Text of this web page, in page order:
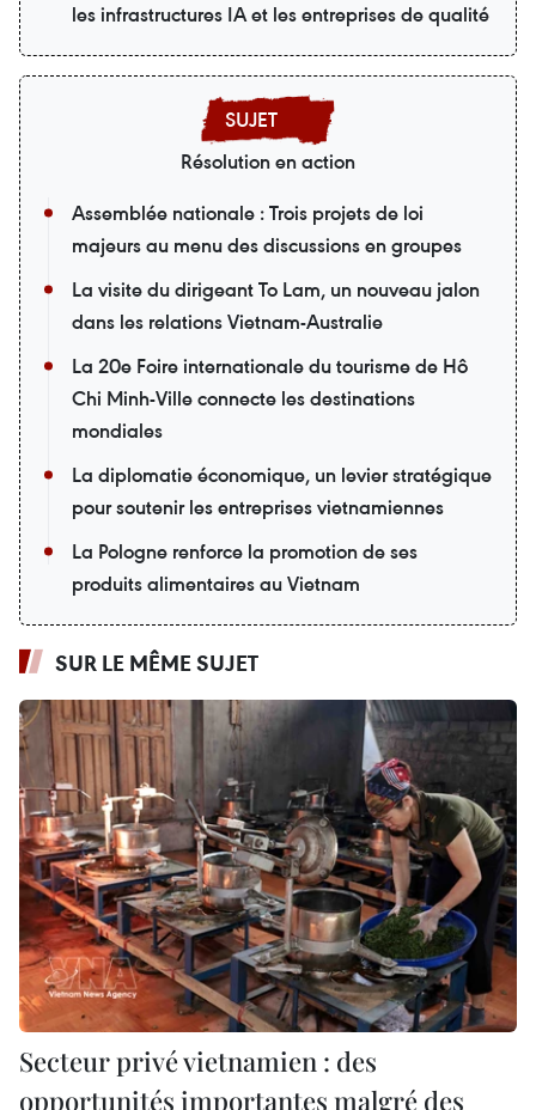
les infrastructures IA et les entreprises de qualité
Résolution en action
Assemblée nationale : Trois projets de loi
majeurs au menu des discussions en groupes
La visite du dirigeant To Lam, un nouveau jalon
dans les relations Vietnam-Australie
La 20e Foire internationale du tourisme de Hô
Chi Minh-Ville connecte les destinations
mondiales
La diplomatie économique, un levier stratégique
pour soutenir les entreprises vietnamiennes
La Pologne renforce la promotion de ses
produits alimentaires au Vietnam
SUR LE MÊME SUJET
Secteur privé vietnamien : des
opportunités importantes malgré des